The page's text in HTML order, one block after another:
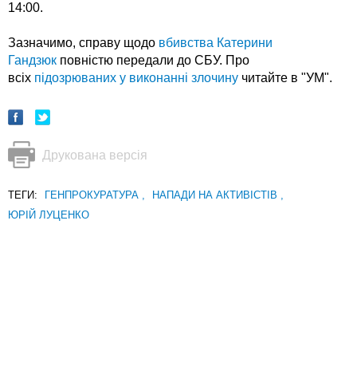
14:00.
Зазначимо, справу щодо вбивства Катерини
Гандзюк повністю передали до СБУ. Про
всіх підозрюваних у виконанні злочину читайте в "УМ".
Друкована версія
ТЕГИ: ГЕНПРОКУРАТУРА , НАПАДИ НА АКТИВІСТІВ ,
ЮРІЙ ЛУЦЕНКО